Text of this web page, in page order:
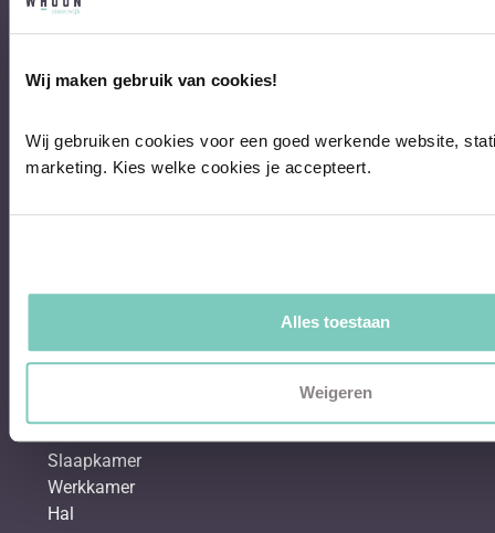
Wij maken gebruik van cookies!
Wij gebruiken cookies voor een goed werkende website,
marketing. Kies welke cookies je accepteert.
Alles toestaan
Weigeren
Fauteuils
Over Whoon
Klantenservice
Binnenkijken bij
Interieur posts
Slaapkamer
Werkkamer
Hal